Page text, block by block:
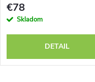
€78
Skladom
DETAIL